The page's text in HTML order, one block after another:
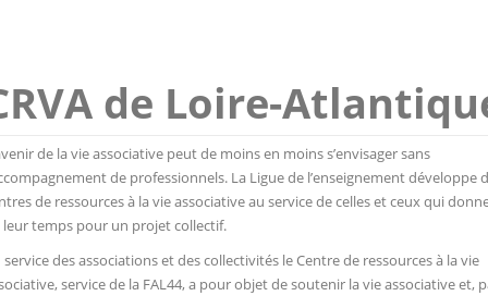
de Loire-
de la vie associative peut de moins en moins s’envisager sans
de professionnels. La Ligue de l’enseignement développe
de ressources à la vie associative au service de celles et ceux qui
leur temps pour un projet collectif.
service des associations et des collectivités le Centre de ressources à la vie
service de la FAL44, a pour objet de soutenir la vie associative et,